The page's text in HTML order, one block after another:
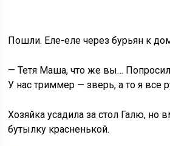
Пошли. Еле-еле через бурьян к
— Тетя Маша, что же вы…
У нас триммер — зверь, а то я все
Хозяйка усадила за стол Галю, но
бутылку красненькой.